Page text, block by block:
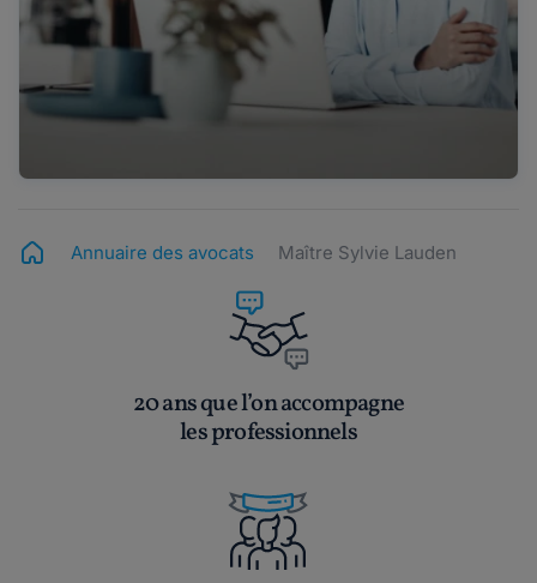
Annuaire des avocats Maître Sylvie Lauden
20 ans que l’on accompagne
les professionnels